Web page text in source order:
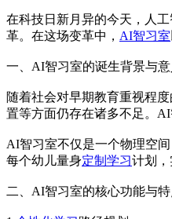
在科技日新月异的今天，人
革。在这场变革中， AI智习室
一、AI智习室的诞生背景与意
随着社会对早期教育重视程
置等方面仍存在诸多不足。
AI智习室不仅是一个物理空
每个幼儿量身定制学习计划
二、AI智习室的核心功能与特